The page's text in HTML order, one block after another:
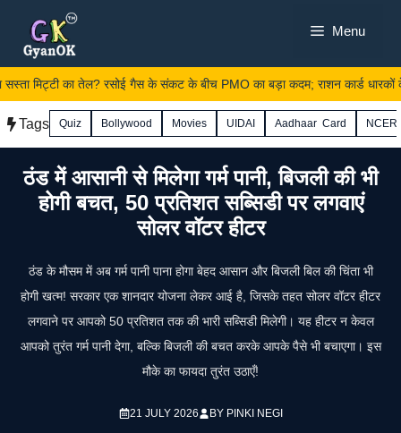
content
Menu
मिट्टी का तेल? रसोई गैस के संकट के बीच PMO का बड़ा कदम; राशन कार्ड धारकों
Tags Quiz Bollywood Movies UIDAI Aadhaar Card
ठंड में आसानी से मिलेगा गर्म पानी, बिजली की भी
होगी बचत, 50 प्रतिशत सब्सिडी पर लगवाएं
सोलर वॉटर हीटर
ठंड के मौसम में अब गर्म पानी पाना होगा बेहद आसान और बिजली बिल की चिंता भी
होगी खत्म! सरकार एक शानदार योजना लेकर आई है, जिसके तहत सोलर वॉटर हीटर
लगवाने पर आपको 50 प्रतिशत तक की भारी सब्सिडी मिलेगी। यह हीटर न केवल
आपको तुरंत गर्म पानी देगा, बल्कि बिजली की बचत करके आपके पैसे भी बचाएगा। इस
मौके का फायदा तुरंत उठाएँ!
21 JULY 2026 BY PINKI NEGI